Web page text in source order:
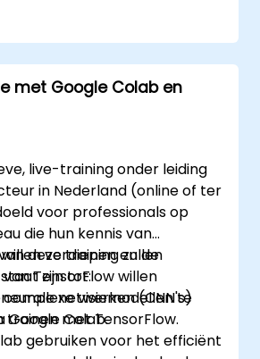
chatbotmodellen trainen en
behulp van AutoML.
en integreren
en kanalen.
van chatbots monitoren en
met Google Colab en
live-training onder leiding
in Nederland (online of ter
voor professionals op
die hun kennis van
verdiepen en de
TensorFlow willen
visiemodellen te
Google Colab.
deze training zullen
zijn tot:
netwerken (CNN's)
trainen met TensorFlow.
gebruiken voor het efficiënt